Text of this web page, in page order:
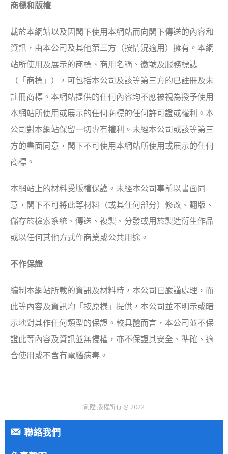
商標和版權
載於本網站以及因閣下使用本網站而向閣下傳送的內容和
資訊，由本公司及其他第三方（按情況適用）擁有。本網
站所使用及展示的商標、商用名稱、徽號及服務標誌
（「商標」），可包括本公司及該等第三方的已註冊及未
註冊商標。本網站提供的任何內容均不應被視為授予使用
本網站所使用或展示的任何商標的任何許可證或權利。本
公司對本網站保留一切專有權利。未經本公司或該等第三
方的書面同意，閣下不可使用本網站所使用或展示的任何
商標。
本網站上的材料受版權保護。未經本公司事前以書面同
意，閣下不可將此等材料（或其任何部分）修改、翻版、
儲存於檢索系統、傳送、複製、分發或用於製造衍生作品
或以任何其他方式作商業或公共用途。
不作保證
編制本網站所載的資訊及材料時，本公司已嚴謹處理，而
此等內容及資訊均「按原樣」提供，本公司並不明示或暗
示地對其作任何類型的保證。較具體而言，本公司並不保
證此等內容及資訊並無侵權，亦不保證其安全、準確、適
合使用或不含有電腦病毒。
創陞 版權所有 @ 2022
聯絡我們